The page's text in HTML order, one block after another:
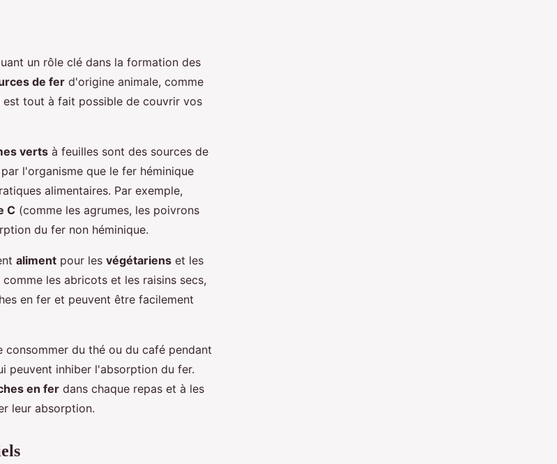
un rôle clé dans la formation des
de fer d'origine animale, comme
est tout à fait possible de couvrir vos
verts à feuilles sont des sources de
l'organisme que le fer héminique
alimentaires. Par exemple,
C (comme les agrumes, les poivrons
du fer non héminique.
aliment pour les végétariens et les
comme les abricots et les raisins secs,
en fer et peuvent être facilement
du thé ou du café pendant
peuvent inhiber l'absorption du fer.
en fer dans chaque repas et à les
leur absorption.